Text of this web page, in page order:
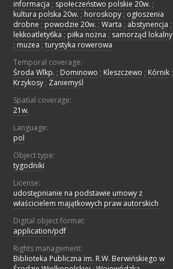
informacja ; społeczeństwo polskie 20w. ;
kultura polska 20w. ; horoskopy ; ogłoszenia
drobne ; powodzie 20w. ; Warta ; abstynencja ;
lekkoatlety6ka ; piłka nożna ; samorząd lokalny
; muzea ; turystyka rowerowa
Temporal coverage:
Środa Wlkp. ; Dominowo ; Kleszczewo ; Kórnik ;
Krzykosy ; Zaniemyśl
Spatial coverage:
21w.
Language:
pol
Object type:
tygodniki
License:
udostępnianie na podstawie umowy z
właścicielem majątkowych praw autorskich
Digital object format:
application/pdf
Rights management:
Biblioteka Publiczna im. R.W. Berwińskiego w